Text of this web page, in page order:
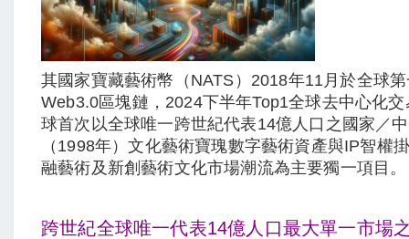
其國家寶藏藝術幣（NATS）2018年11月於全球
Web3.0區塊鏈，2024下半年Top1全球去中心化
球首次以全球唯一跨世紀代表14億人口之國家／
（1998年）文化藝術寶瑰數字藝術資產與IP智權
融藝術及新創藝術文化市場潮流為主要獨一項目。
跨世紀全球唯一代表14億人口最大單一市場